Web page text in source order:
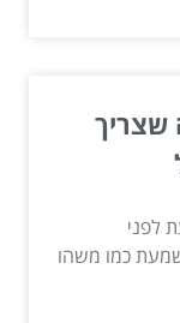
שצריך
לפני
כמו משהו